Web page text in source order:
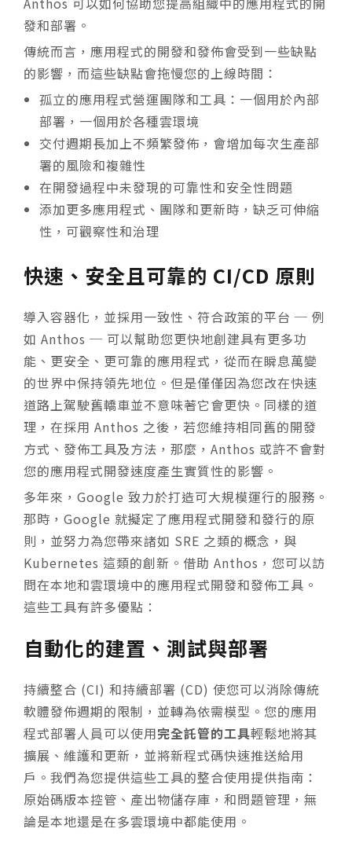
發和部署。
傳統而言，應用程式的開發和發佈會受到一些缺點
的影響，而這些缺點會拖慢您的上線時間：
孤立的應用程式營運團隊和工具：一個用於內部
部署，一個用於各種雲環境
交付週期長加上不頻繁發佈，會增加每次生產部
署的風險和複雜性
在開發過程中未發現的可靠性和安全性問題
添加更多應用程式、團隊和更新時，缺乏可伸縮
性，可觀察性和治理
快速、安全且可靠的 CI/CD 原則
導入容器化，並採用一致性、符合政策的平台 ─ 例
如 Anthos ─ 可以幫助您更快地創建具有更多功
能、更安全、更可靠的應用程式，從而在瞬息萬變
的世界中保持領先地位。但是僅僅因為您改在快速
道路上駕駛舊轎車並不意味著它會更快。同樣的道
理，在採用 Anthos 之後，若您維持相同舊的開發
方式、發佈工具及方法，那麼，Anthos 或許不會對
您的應用程式開發速度產生實質性的影響。
多年來，Google 致力於打造可大規模運行的服務。
那時，Google 就擬定了應用程式開發和發行的原
則，並努力為您帶來諸如 SRE 之類的概念，與
Kubernetes 這類的創新。借助 Anthos，您可以訪
問在本地和雲環境中的應用程式開發和發佈工具。
這些工具有許多優點：
自動化的建置、測試與部署
持續整合 (CI) 和持續部署 (CD) 使您可以消除傳統
軟體發佈週期的限制，並轉為依需模型。您的應用
程式部署人員可以使用完全託管的工具輕鬆地將其
擴展、維護和更新，並將新程式碼快速推送給用
戶。我們為您提供這些工具的整合使用提供指南：
原始碼版本控管、產出物儲存庫，和問題管理，無
論是本地還是在多雲環境中都能使用。